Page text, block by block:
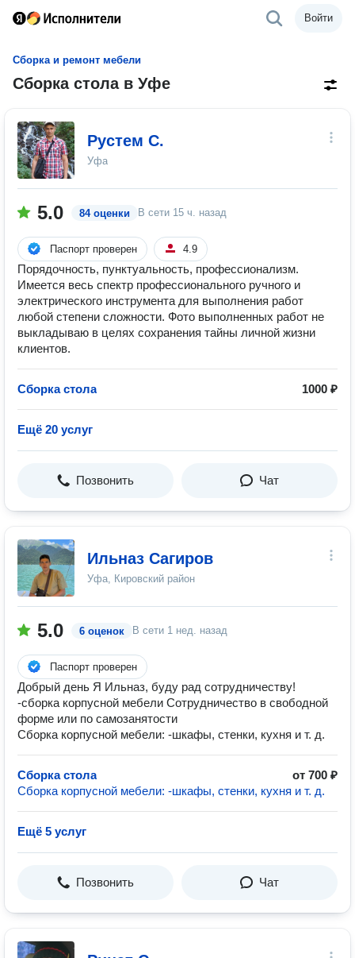
Войти
Сборка и ремонт мебели
Сборка стола в Уфе
Рустем С.
Уфа
5.0 84 оценки В сети 15 ч. назад
Паспорт проверен 4.9
Порядочность, пунктуальность, профессионализм.
Имеется весь спектр профессионального ручного и
электрического инструмента для выполнения работ
любой степени сложности. Фото выполненных работ не
выкладываю в целях сохранения тайны личной жизни
клиентов.
Сборка стола 1000 ₽
Ещё 20 услуг
Позвонить Чат
Ильназ Сагиров
Уфа, Кировский район
5.0 6 оценок В сети 1 нед. назад
Паспорт проверен
Добрый день Я Ильназ, буду рад сотрудничеству!
-сборка корпусной мебели Сотрудничество в свободной
форме или по самозанятости
Сборка корпусной мебели: -шкафы, стенки, кухня и т. д.
Сборка стола
от 700 ₽
Сборка корпусной мебели: -шкафы, стенки, кухня и т. д.
Ещё 5 услуг
Позвонить Чат